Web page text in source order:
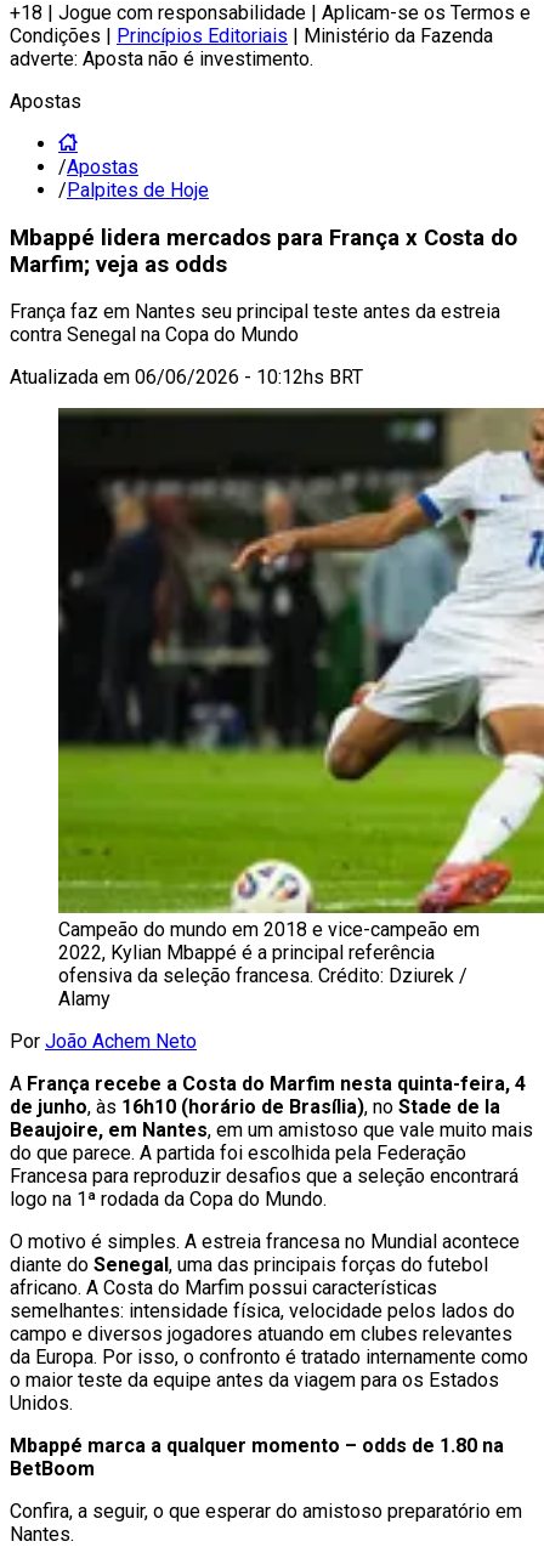
+18 | Jogue com responsabilidade | Aplicam-se os Termos e
Condições | Princípios Editoriais | Ministério da Fazenda
adverte: Aposta não é investimento.
Apostas
/Apostas
/Palpites de Hoje
Mbappé lidera mercados para França x Costa do
Marfim; veja as odds
França faz em Nantes seu principal teste antes da estreia
contra Senegal na Copa do Mundo
Atualizada em 06/06/2026 - 10:12hs BRT
Campeão do mundo em 2018 e vice-campeão em
2022, Kylian Mbappé é a principal referência
ofensiva da seleção francesa. Crédito: Dziurek /
Alamy
Por João Achem Neto
A França recebe a Costa do Marfim nesta quinta-feira, 4
de junho, às 16h10 (horário de Brasília), no Stade de la
Beaujoire, em Nantes, em um amistoso que vale muito mais
do que parece. A partida foi escolhida pela Federação
Francesa para reproduzir desafios que a seleção encontrará
logo na 1ª rodada da Copa do Mundo.
O motivo é simples. A estreia francesa no Mundial acontece
diante do Senegal , uma das principais forças do futebol
africano. A Costa do Marfim possui características
semelhantes: intensidade física, velocidade pelos lados do
campo e diversos jogadores atuando em clubes relevantes
da Europa. Por isso, o confronto é tratado internamente como
o maior teste da equipe antes da viagem para os Estados
Unidos.
Mbappé marca a qualquer momento – odds de 1.80 na
BetBoom
Confira, a seguir, o que esperar do amistoso preparatório em
Nantes.